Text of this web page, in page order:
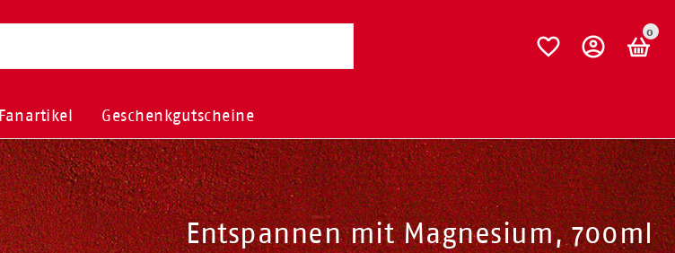
0
Fanartikel Geschenkgutscheine
Entspannen mit Magnesium, 700ml